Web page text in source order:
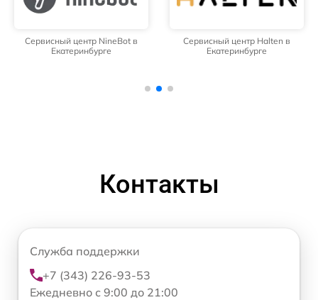
Сервисный центр NineBot в
Екатеринбурге
Сервисный центр Halten в
Екатеринбурге
Контакты
Служба поддержки
+7 (343) 226-93-53
Ежедневно с 9:00 до 21:00